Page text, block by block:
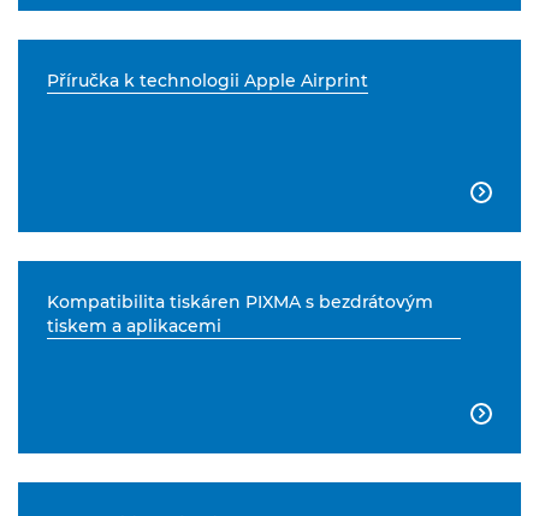
Příručka k technologii Apple Airprint

Kompatibilita tiskáren PIXMA s bezdrátovým
tiskem a aplikacemi
